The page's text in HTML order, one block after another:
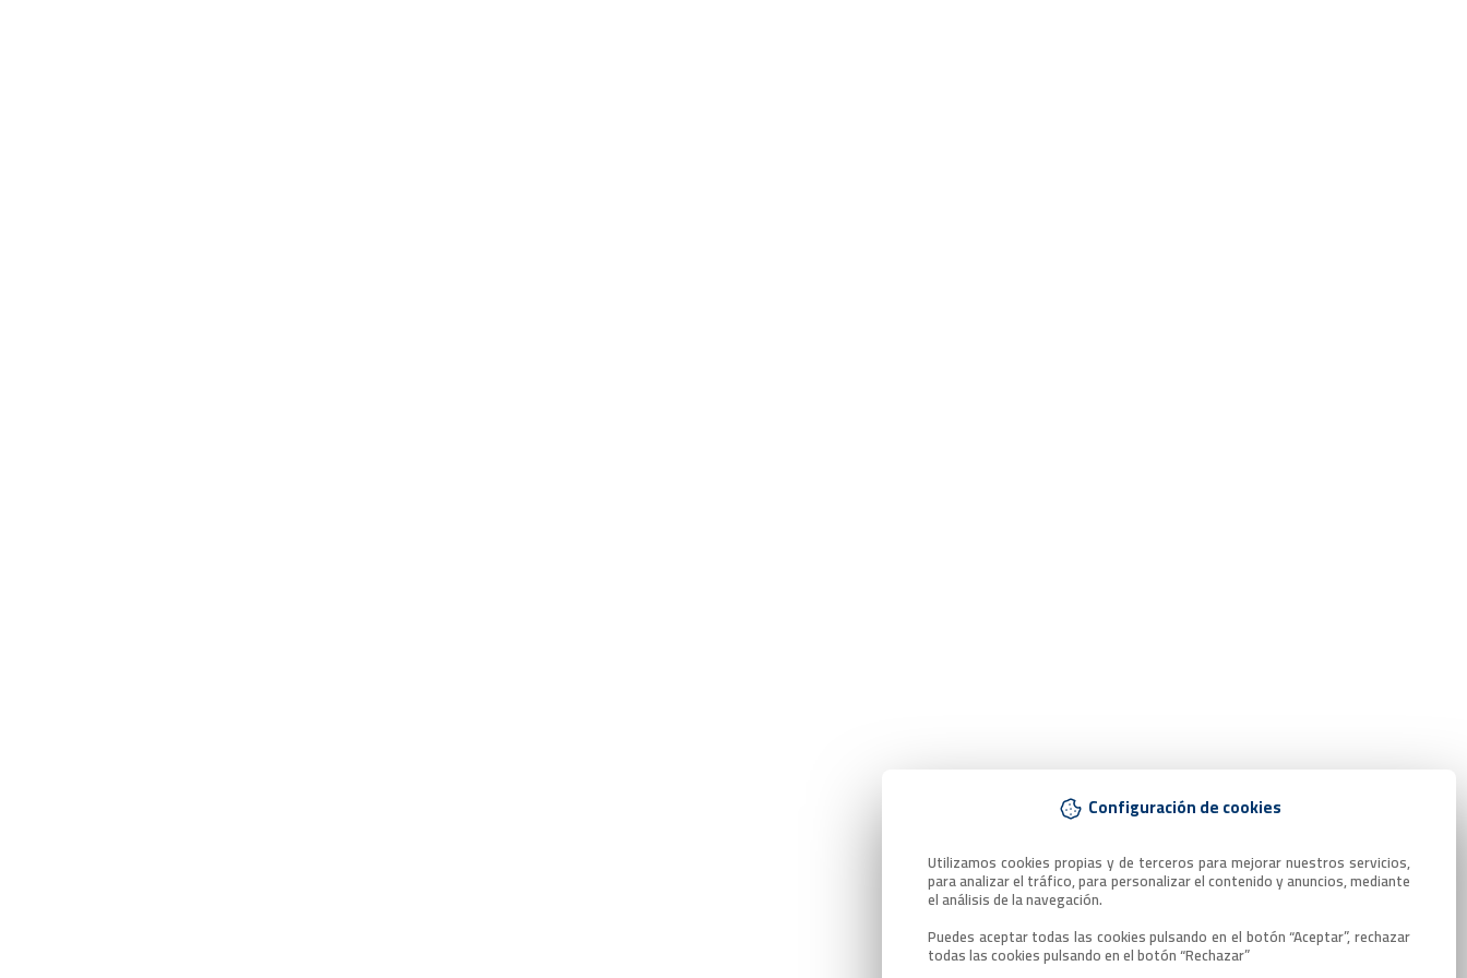
Configuración de cookies
Utilizamos cookies propias y de terceros para mejorar nuestros servicios,
para analizar el tráfico, para personalizar el contenido y anuncios, mediante
el análisis de la navegación.
Puedes aceptar todas las cookies pulsando en el botón “Aceptar”, rechazar
todas las cookies pulsando en el botón “Rechazar”